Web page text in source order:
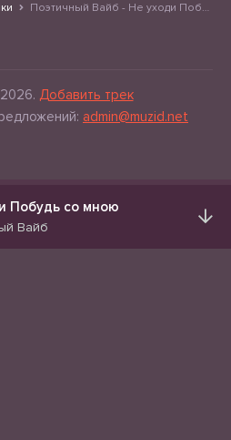
Поэтичный Вайб - Не уходи Побудь со мною
Добавить трек
admin@muzid.net
Побудь со мною
Вайб